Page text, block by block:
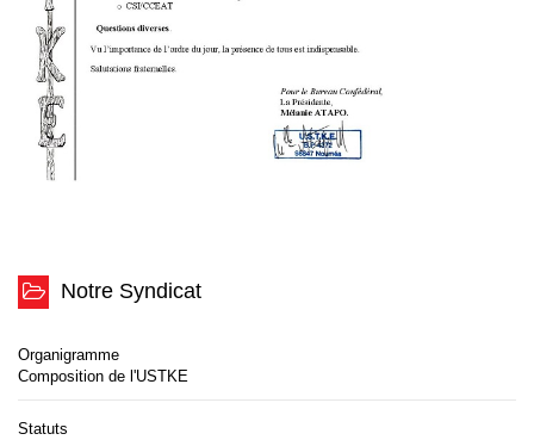
Notre Syndicat
Organigramme
Composition de l'USTKE
Statuts